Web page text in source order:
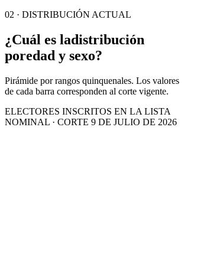
02 · DISTRIBUCIÓN ACTUAL
¿Cuál es ladistribución
poredad y sexo?
Pirámide por rangos quinquenales. Los valores
de cada barra corresponden al corte vigente.
ELECTORES INSCRITOS EN LA LISTA
NOMINAL · CORTE 9 DE JULIO DE 2026